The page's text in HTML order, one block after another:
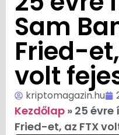
Sam
Fried-
volt
kriptomagazin.hu
Kezdőlap » 25
Fried-et, az FTX